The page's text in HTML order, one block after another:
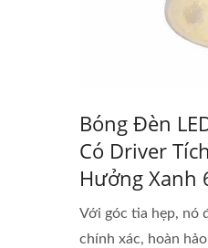
Bóng Đèn
Có Driver
Hưởng Xanh
Với góc tia hẹp, nó
chính xác, hoàn